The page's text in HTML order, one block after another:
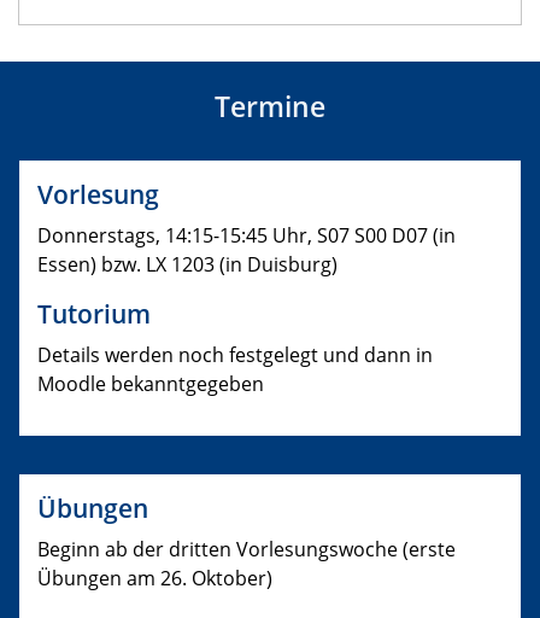
Termine
Vorlesung
Donnerstags, 14:15-15:45 Uhr, S07 S00 D07 (in
Essen) bzw. LX 1203 (in Duisburg)
Tutorium
Details werden noch festgelegt und dann in
Moodle bekanntgegeben
Übungen
Beginn ab der dritten Vorlesungswoche (erste
Übungen am 26. Oktober)